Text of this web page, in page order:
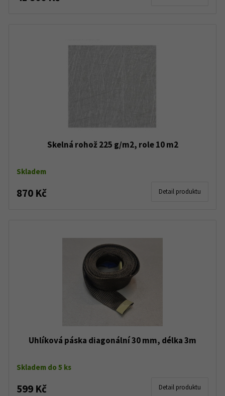
Skelná rohož 225 g/m2, role 10 m2
Skladem
870 Kč Detail produktu
Uhlíková páska diagonální 30 mm, délka 3m
Skladem do 5 ks
599 Kč Detail produktu